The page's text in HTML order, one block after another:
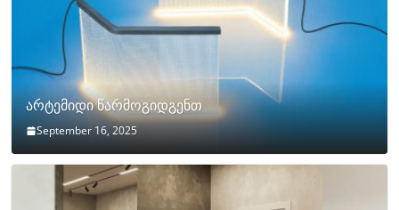
არტემიდი წარმოგიდგენთ
September 16, 2025